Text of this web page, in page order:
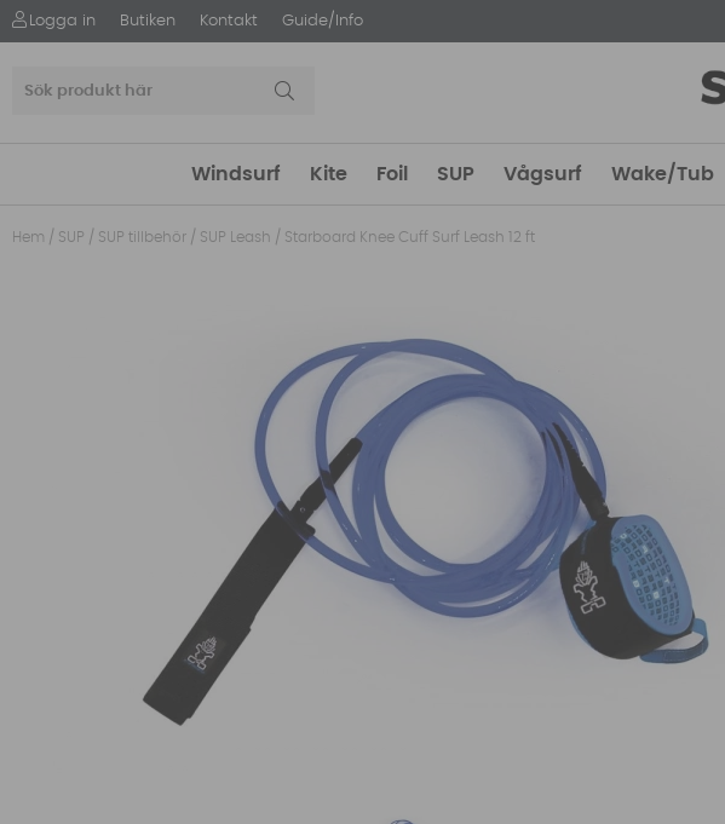
Logga in Butiken Kontakt Guide/Info
Windsurf Kite Foil SUP Vågsurf Wake/Tub
Hem / SUP / SUP tillbehör / SUP Leash / Starboard Knee Cuff Surf Leash 12 ft